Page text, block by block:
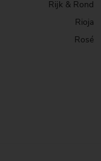
Rijk & Rond
Rioja
Rosé